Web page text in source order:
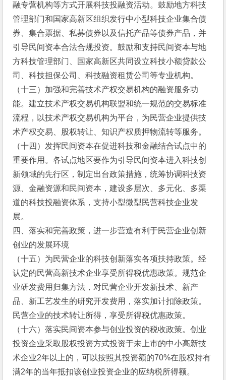
融专营机构等方式开展科技投融资活动。鼓励地方科技
管理部门和国家高新区组织发行中小型科技企业集合债
券、集合票据、私募债券以及信托产品等债券产品，并
引导民间资本合法合规投资。鼓励和支持民间资本与地
方科技管理部门、国家高新区共同设立科技小额贷款公
司、科技担保公司、科技融资租赁公司等专业机构。
（十三）加强和完善技术产权交易机构的融资服务功
能。建立技术产权交易机构联盟和统一规范的交易标准
流程，以技术产权交易机构为平台，为民营企业提供技
术产权交易、股权转让、知识产权质押物流转等服务。
（十四）发挥民间资本在促进科技和金融结合试点中的
重要作用。各试点地区要作为引导民间资本进入科技创
新领域的先行区，制定出台政策措施，统筹协调科技资
源、金融资源和民间资本，建设多层次、多元化、多渠
道的科技投融资体系，支持小型微型民营科技企业发
展。
四、落实和完善政策，进一步营造有利于民营企业创新
创业的发展环境
（十五）为民营企业的科技创新落实各项扶持政策。经
认定的民营高新技术企业享受所得税优惠政策。规范企
业研发费用归集方法，对民营企业开发新技术、新产
品、新工艺发生的研究开发费用，落实加计扣除政策。
民营企业的技术转让所得，享受所得税优惠政策。
（十六）落实民间资本参与创业投资的税收政策。创业
投资企业采取股权投资方式投资于未上市的中小高新技
术企业2年以上的，可以按照其投资额的70%在股权持有
满2年的当年抵扣该创业投资企业的应纳税所得额。